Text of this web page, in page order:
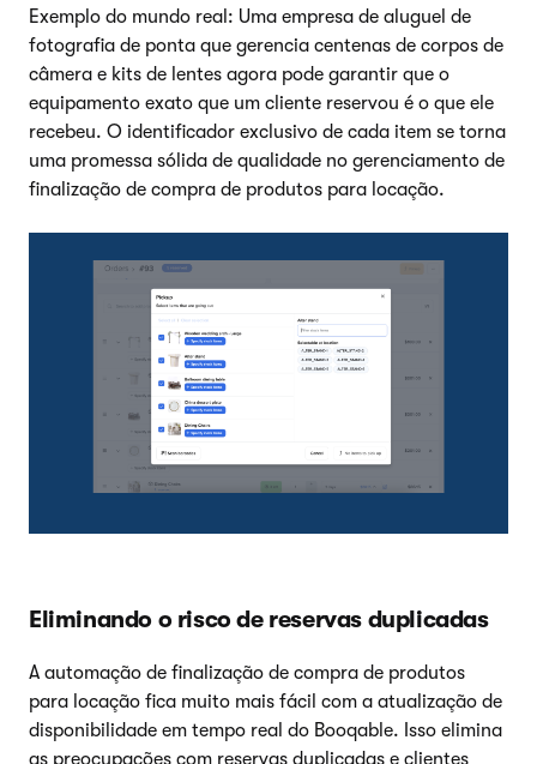
Exemplo do mundo real: Uma empresa de aluguel de
fotografia de ponta que gerencia centenas de corpos de
câmera e kits de lentes agora pode garantir que o
equipamento exato que um cliente reservou é o que ele
recebeu. O identificador exclusivo de cada item se torna
uma promessa sólida de qualidade no gerenciamento de
finalização de compra de produtos para locação.
Eliminando o risco de reservas duplicadas
A automação de finalização de compra de produtos
para locação fica muito mais fácil com a atualização de
disponibilidade em tempo real do Booqable. Isso elimina
as preocupações com reservas duplicadas e clientes